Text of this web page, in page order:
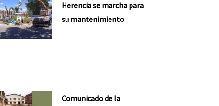
Herencia se marcha para
su mantenimiento
Comunicado de la